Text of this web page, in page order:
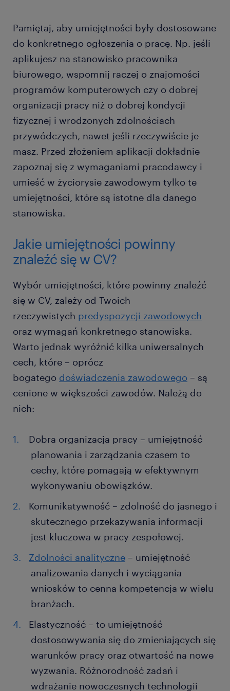
Pamiętaj, aby umiejętności były dostosowane
do konkretnego ogłoszenia o pracę. Np. jeśli
aplikujesz na stanowisko pracownika
biurowego, wspomnij raczej o znajomości
programów komputerowych czy o dobrej
organizacji pracy niż o dobrej kondycji
fizycznej i wrodzonych zdolnościach
przywódczych, nawet jeśli rzeczywiście je
masz. Przed złożeniem aplikacji dokładnie
zapoznaj się z wymaganiami pracodawcy i
umieść w życiorysie zawodowym tylko te
umiejętności, które są istotne dla danego
stanowiska.
Jakie umiejętności powinny
znaleźć się w CV?
Wybór umiejętności, które powinny znaleźć
się w CV, zależy od Twoich
rzeczywistych predyspozycji zawodowych
oraz wymagań konkretnego stanowiska.
Warto jednak wyróżnić kilka uniwersalnych
cech, które – oprócz
bogatego doświadczenia zawodowego – są
cenione w większości zawodów. Należą do
nich:
Dobra organizacja pracy – umiejętność
planowania i zarządzania czasem to
cechy, które pomagają w efektywnym
wykonywaniu obowiązków.
Komunikatywność – zdolność do jasnego i
skutecznego przekazywania informacji
jest kluczowa w pracy zespołowej.
Zdolności analityczne – umiejętność
analizowania danych i wyciągania
wniosków to cenna kompetencja w wielu
branżach.
Elastyczność – to umiejętność
dostosowywania się do zmieniających się
warunków pracy oraz otwartość na nowe
wyzwania. Różnorodność zadań i
wdrażanie nowoczesnych technologii